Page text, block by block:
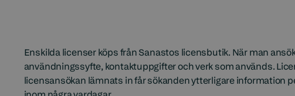
Enskilda licenser köps från Sanastos licensbutik. När man
användningssyfte, kontaktuppgifter och verk som används.
licensansökan lämnats in får sökanden ytterligare information